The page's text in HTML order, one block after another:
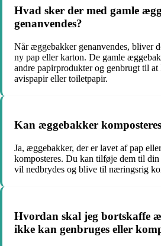
Hvad sker der med gamle
genanvendes?
Når æggebakker genanvendes, bliver
ny pap eller karton. De gamle
andre papirprodukter og genbrugt til at
avispapir eller toiletpapir.
Kan æggebakker
Ja, æggebakker, der er lavet af pap
komposteres. Du kan tilføje dem til
vil nedbrydes og blive til næringsrig
Hvordan skal jeg bortskaffe
ikke kan genbruges eller